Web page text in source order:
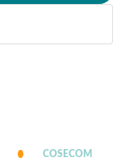
COSECOM